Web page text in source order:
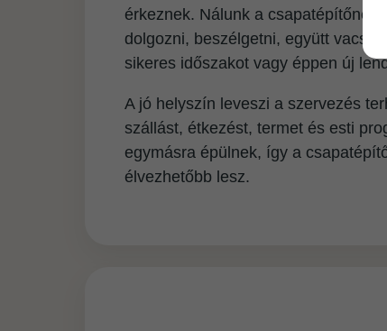
érkeznek. Nálunk a csapatépítőnek
dolgozni, beszélgetni, együtt
sikeres időszakot vagy éppen új
A jó helyszín leveszi a szervezés
szállást, étkezést, termet és esti
egymásra épülnek, így a
élvezhetőbb lesz.